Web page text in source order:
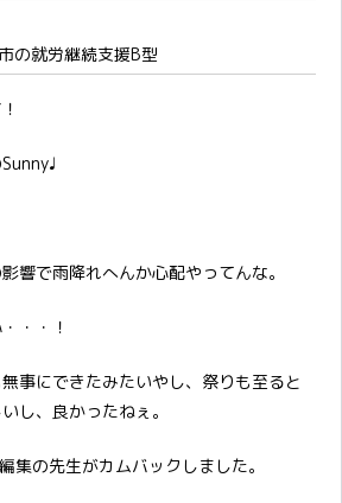
の就労継続支援B型
響で雨降れへんか心配やってんな。
・・！
事にできたみたいやし、祭りも至ると
し、良かったねぇ。
集の先生がカムバックしました。